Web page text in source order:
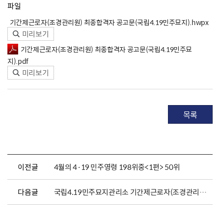
파일
기간제근로자(조경관리원) 최종합격자 공고문(국립4.19민주묘지).hwpx
미리보기
기간제근로자(조경관리원) 최종합격자 공고문(국립4.19민주묘
지).pdf
미리보기
목록
이전글 4월의 4·19 민주영령 198위중<1편> 50위
다음글 국립4.19민주묘지관리소 기간제근로자(조경관리원) 서류전형 합격자 발표 및 면접시험 공고